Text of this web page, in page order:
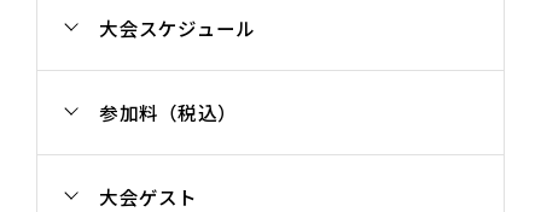
大会スケジュール
参加料（税込）
大会ゲスト